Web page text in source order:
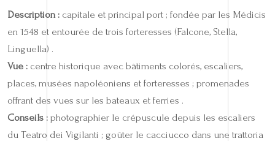
Description : capitale et principal port ; fondée par les Médicis
en 1548 et entourée de trois forteresses (Falcone, Stella,
Linguella) .
Vue : centre historique avec bâtiments colorés, escaliers,
places, musées napoléoniens et forteresses ; promenades
offrant des vues sur les bateaux et ferries .
Conseils : photographier le crépuscule depuis les escaliers
du Teatro dei Vigilanti ; goûter le cacciucco dans une trattoria